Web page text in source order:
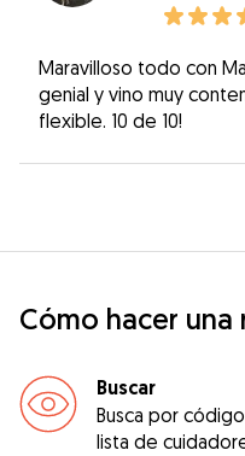
Maravilloso todo con
genial y vino muy
flexible. 10 de 10!
Cómo hacer una
Buscar
Busca por
lista de